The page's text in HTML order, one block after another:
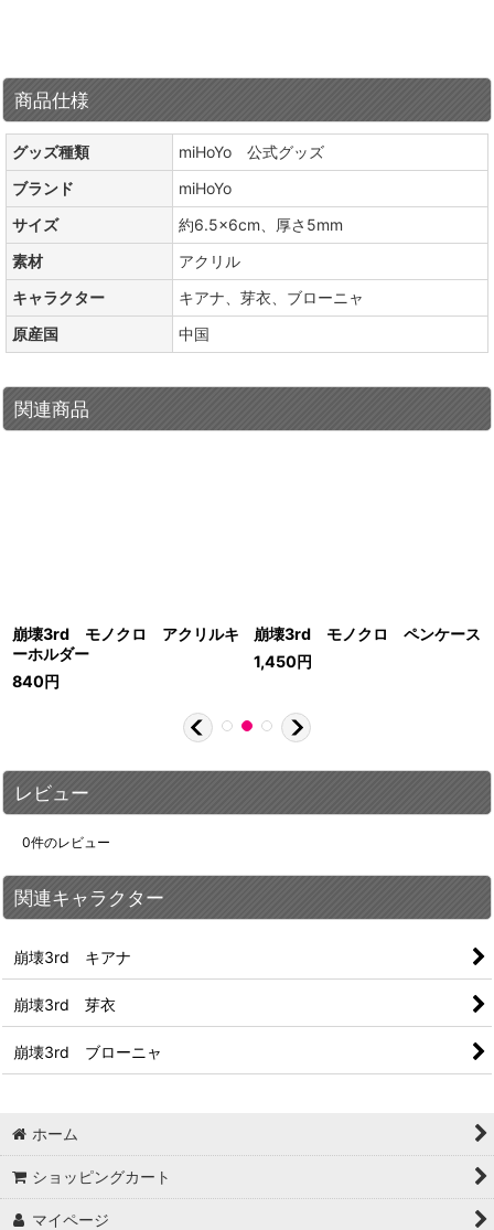
商品仕様
グッズ種類
miHoYo 公式グッズ
ブランド
miHoYo
サイズ
約6.5×6cm、厚さ5mm
素材
アクリル
キャラクター
キアナ、芽衣、ブローニャ
原産国
中国
関連商品
崩壊3rd モノクロ アクリルキ
ーホルダー
840円
崩壊3rd モノクロ ペンケース
1,450円
レビュー
0件のレビュー
関連キャラクター
崩壊3rd キアナ
崩壊3rd 芽衣
崩壊3rd ブローニャ
ホーム
ショッピングカート
マイページ